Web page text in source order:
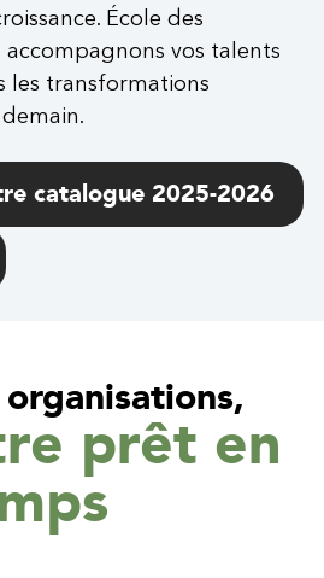
École des
vos talents
les transformations
catalogue 2025-2026
prêt en